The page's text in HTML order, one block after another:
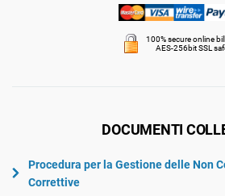
100% secure online
AES-256bit SSL
DOCUMENTI
Procedura per la Gestione delle Non
Correttive